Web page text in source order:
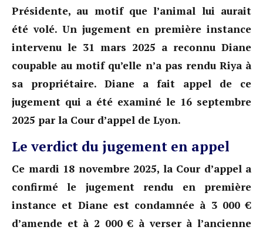
Présidente, au motif que l’animal lui aurait
été volé. Un jugement en première instance
intervenu le 31 mars 2025 a reconnu Diane
coupable au motif qu’elle n’a pas rendu Riya à
sa propriétaire. Diane a fait appel de ce
jugement qui a été examiné le 16 septembre
2025 par la Cour d’appel de Lyon.
Le verdict du jugement en appel
Ce mardi 18 novembre 2025, la Cour d’appel a
confirmé le jugement rendu en première
instance et Diane est condamnée à 3 000 €
d’amende et à 2 000 € à verser à l’ancienne